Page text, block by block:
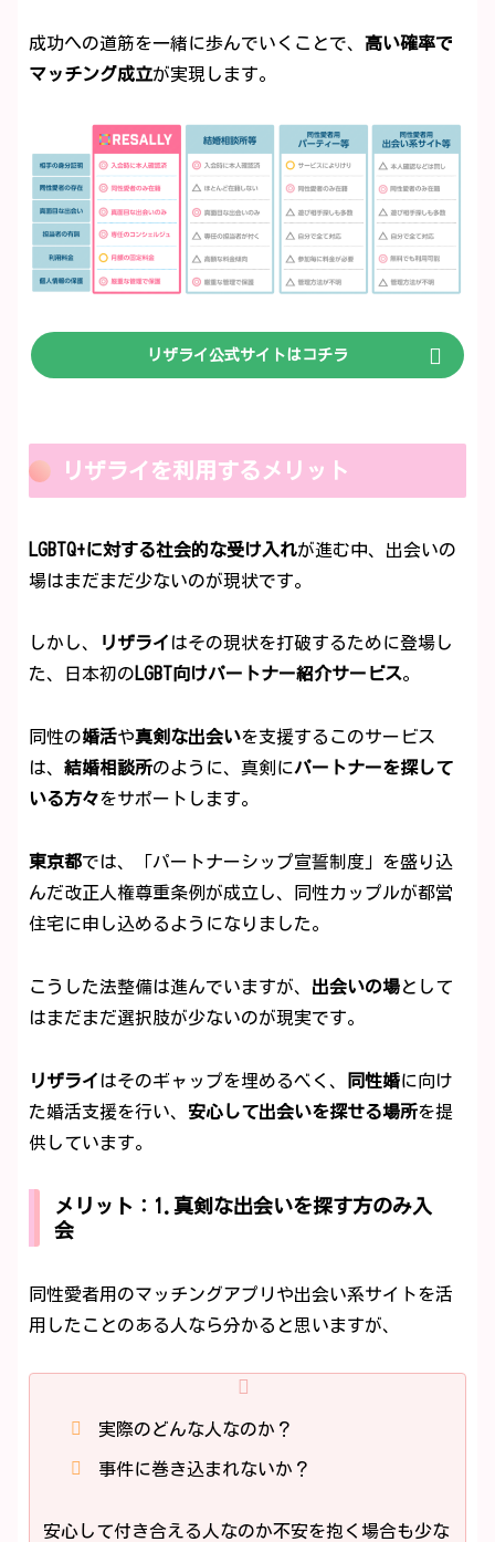
成功への道筋を一緒に歩んでいくことで、 高い確率で
マッチング成立が実現します。
リザライ公式サイトはコチラ
リザライを利用するメリット
LGBTQ+に対する社会的な受け入れが進む中、出会いの
場はまだまだ少ないのが現状です。
しかし、 リザライ はその現状を打破するために登場し
た、日本初のLGBT向けパートナー紹介サービス。
同性の婚活や真剣な出会いを支援するこのサービス
は、 結婚相談所のように、真剣にパートナーを探して
いる方々をサポートします。
東京都では、「パートナーシップ宣誓制度」を盛り込
んだ改正人権尊重条例が成立し、同性カップルが都営
住宅に申し込めるようになりました。
こうした法整備は進んでいますが、 出会いの場として
はまだまだ選択肢が少ないのが現実です。
リザライ はそのギャップを埋めるべく、 同性婚に向け
た婚活支援を行い、 安心して出会いを探せる場所を提
供しています。
メリット：1.真剣な出会いを探す方のみ入
会
同性愛者用のマッチングアプリや出会い系サイトを活
用したことのある人なら分かると思いますが、
実際のどんな人なのか？
事件に巻き込まれないか？
安心して付き合える人なのか不安を抱く場合も少な